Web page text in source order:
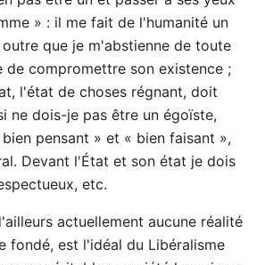
» : il me fait de l'humanité un
que je m'abstienne de toute
de compromettre son existence ;
l'état de choses régnant, doit
ne dois-je pas être un égoïste,
pensant » et « bien faisant »,
Devant l'État et son état je dois
etc.
actuellement aucune réalité
fondé, est l'idéal du Libéralisme